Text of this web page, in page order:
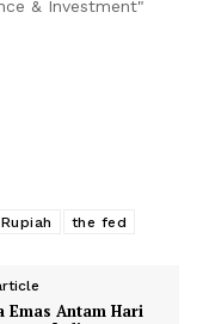
& Investment"
Rupiah the fed
Emas Antam Hari